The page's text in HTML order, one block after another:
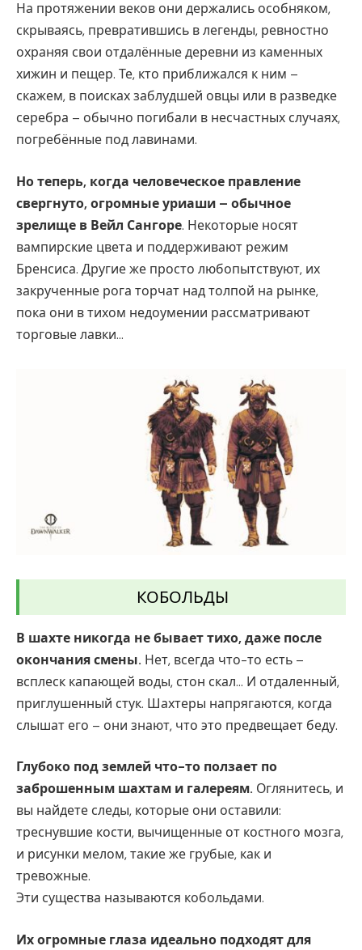
На протяжении веков они держались особняком,
скрываясь, превратившись в легенды, ревностно
охраняя свои отдалённые деревни из каменных
хижин и пещер. Те, кто приближался к ним –
скажем, в поисках заблудшей овцы или в разведке
серебра – обычно погибали в несчастных случаях,
погребённые под лавинами.
Но теперь, когда человеческое правление
свергнуто, огромные уриаши – обычное
зрелище в Вейл Сангоре. Некоторые носят
вампирские цвета и поддерживают режим
Бренсиса. Другие же просто любопытствуют, их
закрученные рога торчат над толпой на рынке,
пока они в тихом недоумении рассматривают
торговые лавки…
КОБОЛЬДЫ
В шахте никогда не бывает тихо, даже после
окончания смены. Нет, всегда что-то есть –
всплеск капающей воды, стон скал… И отдаленный,
приглушенный стук. Шахтеры напрягаются, когда
слышат его – они знают, что это предвещает беду.
Глубоко под землей что-то ползает по
заброшенным шахтам и галереям. Оглянитесь, и
вы найдете следы, которые они оставили:
треснувшие кости, вычищенные от костного мозга,
и рисунки мелом, такие же грубые, как и
тревожные.
Эти существа называются кобольдами.
Их огромные глаза идеально подходят для